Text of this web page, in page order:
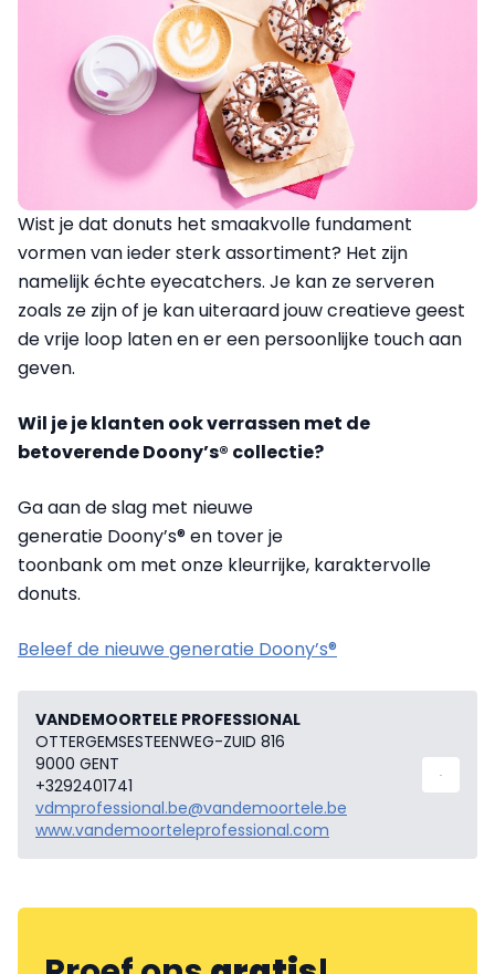
Wist je dat donuts het smaakvolle fundament
vormen van ieder sterk assortiment? Het zijn
namelijk échte eyecatchers. Je kan ze serveren
zoals ze zijn of je kan uiteraard jouw creatieve geest
de vrije loop laten en er een persoonlijke touch aan
geven.
Wil je je klanten ook verrassen met de
betoverende Doony’s® collectie?
Ga aan de slag met nieuwe
generatie Doony’s® en tover je
toonbank om met onze kleurrijke, karaktervolle
donuts.
Beleef de nieuwe generatie Doony’s®
VANDEMOORTELE PROFESSIONAL
OTTERGEMSESTEENWEG-ZUID 816
9000 GENT
+3292401741
vdmprofessional.be@vandemoortele.be
www.vandemoorteleprofessional.com